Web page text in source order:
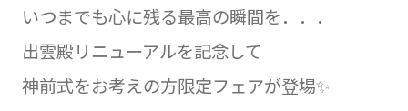
いつまでも心に残る最高の瞬間を．．．
出雲殿リニューアルを記念して
神前式をお考えの方限定フェアが登場✨